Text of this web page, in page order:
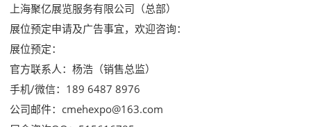
上海聚亿展览服务有限公司（总部）
展位预定申请及广告事宜，欢迎咨询：
展位预定：
官方联系人：杨浩（销售总监）
手机/微信：189 6487 8976
公司邮件：cmehexpo@163.com